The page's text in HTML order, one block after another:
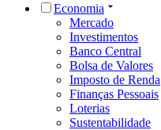
Economia
Mercado
Investimentos
Banco Central
Bolsa de Valores
Imposto de Renda
Finanças Pessoais
Loterias
Sustentabilidade